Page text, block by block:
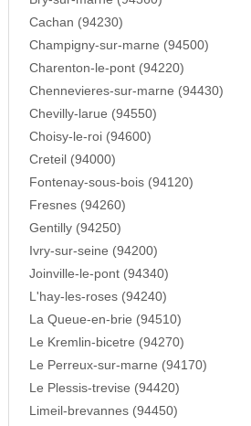
Cachan (94230)
Champigny-sur-marne (94500)
Charenton-le-pont (94220)
Chennevieres-sur-marne (94430)
Chevilly-larue (94550)
Choisy-le-roi (94600)
Creteil (94000)
Fontenay-sous-bois (94120)
Fresnes (94260)
Gentilly (94250)
Ivry-sur-seine (94200)
Joinville-le-pont (94340)
L'hay-les-roses (94240)
La Queue-en-brie (94510)
Le Kremlin-bicetre (94270)
Le Perreux-sur-marne (94170)
Le Plessis-trevise (94420)
Limeil-brevannes (94450)